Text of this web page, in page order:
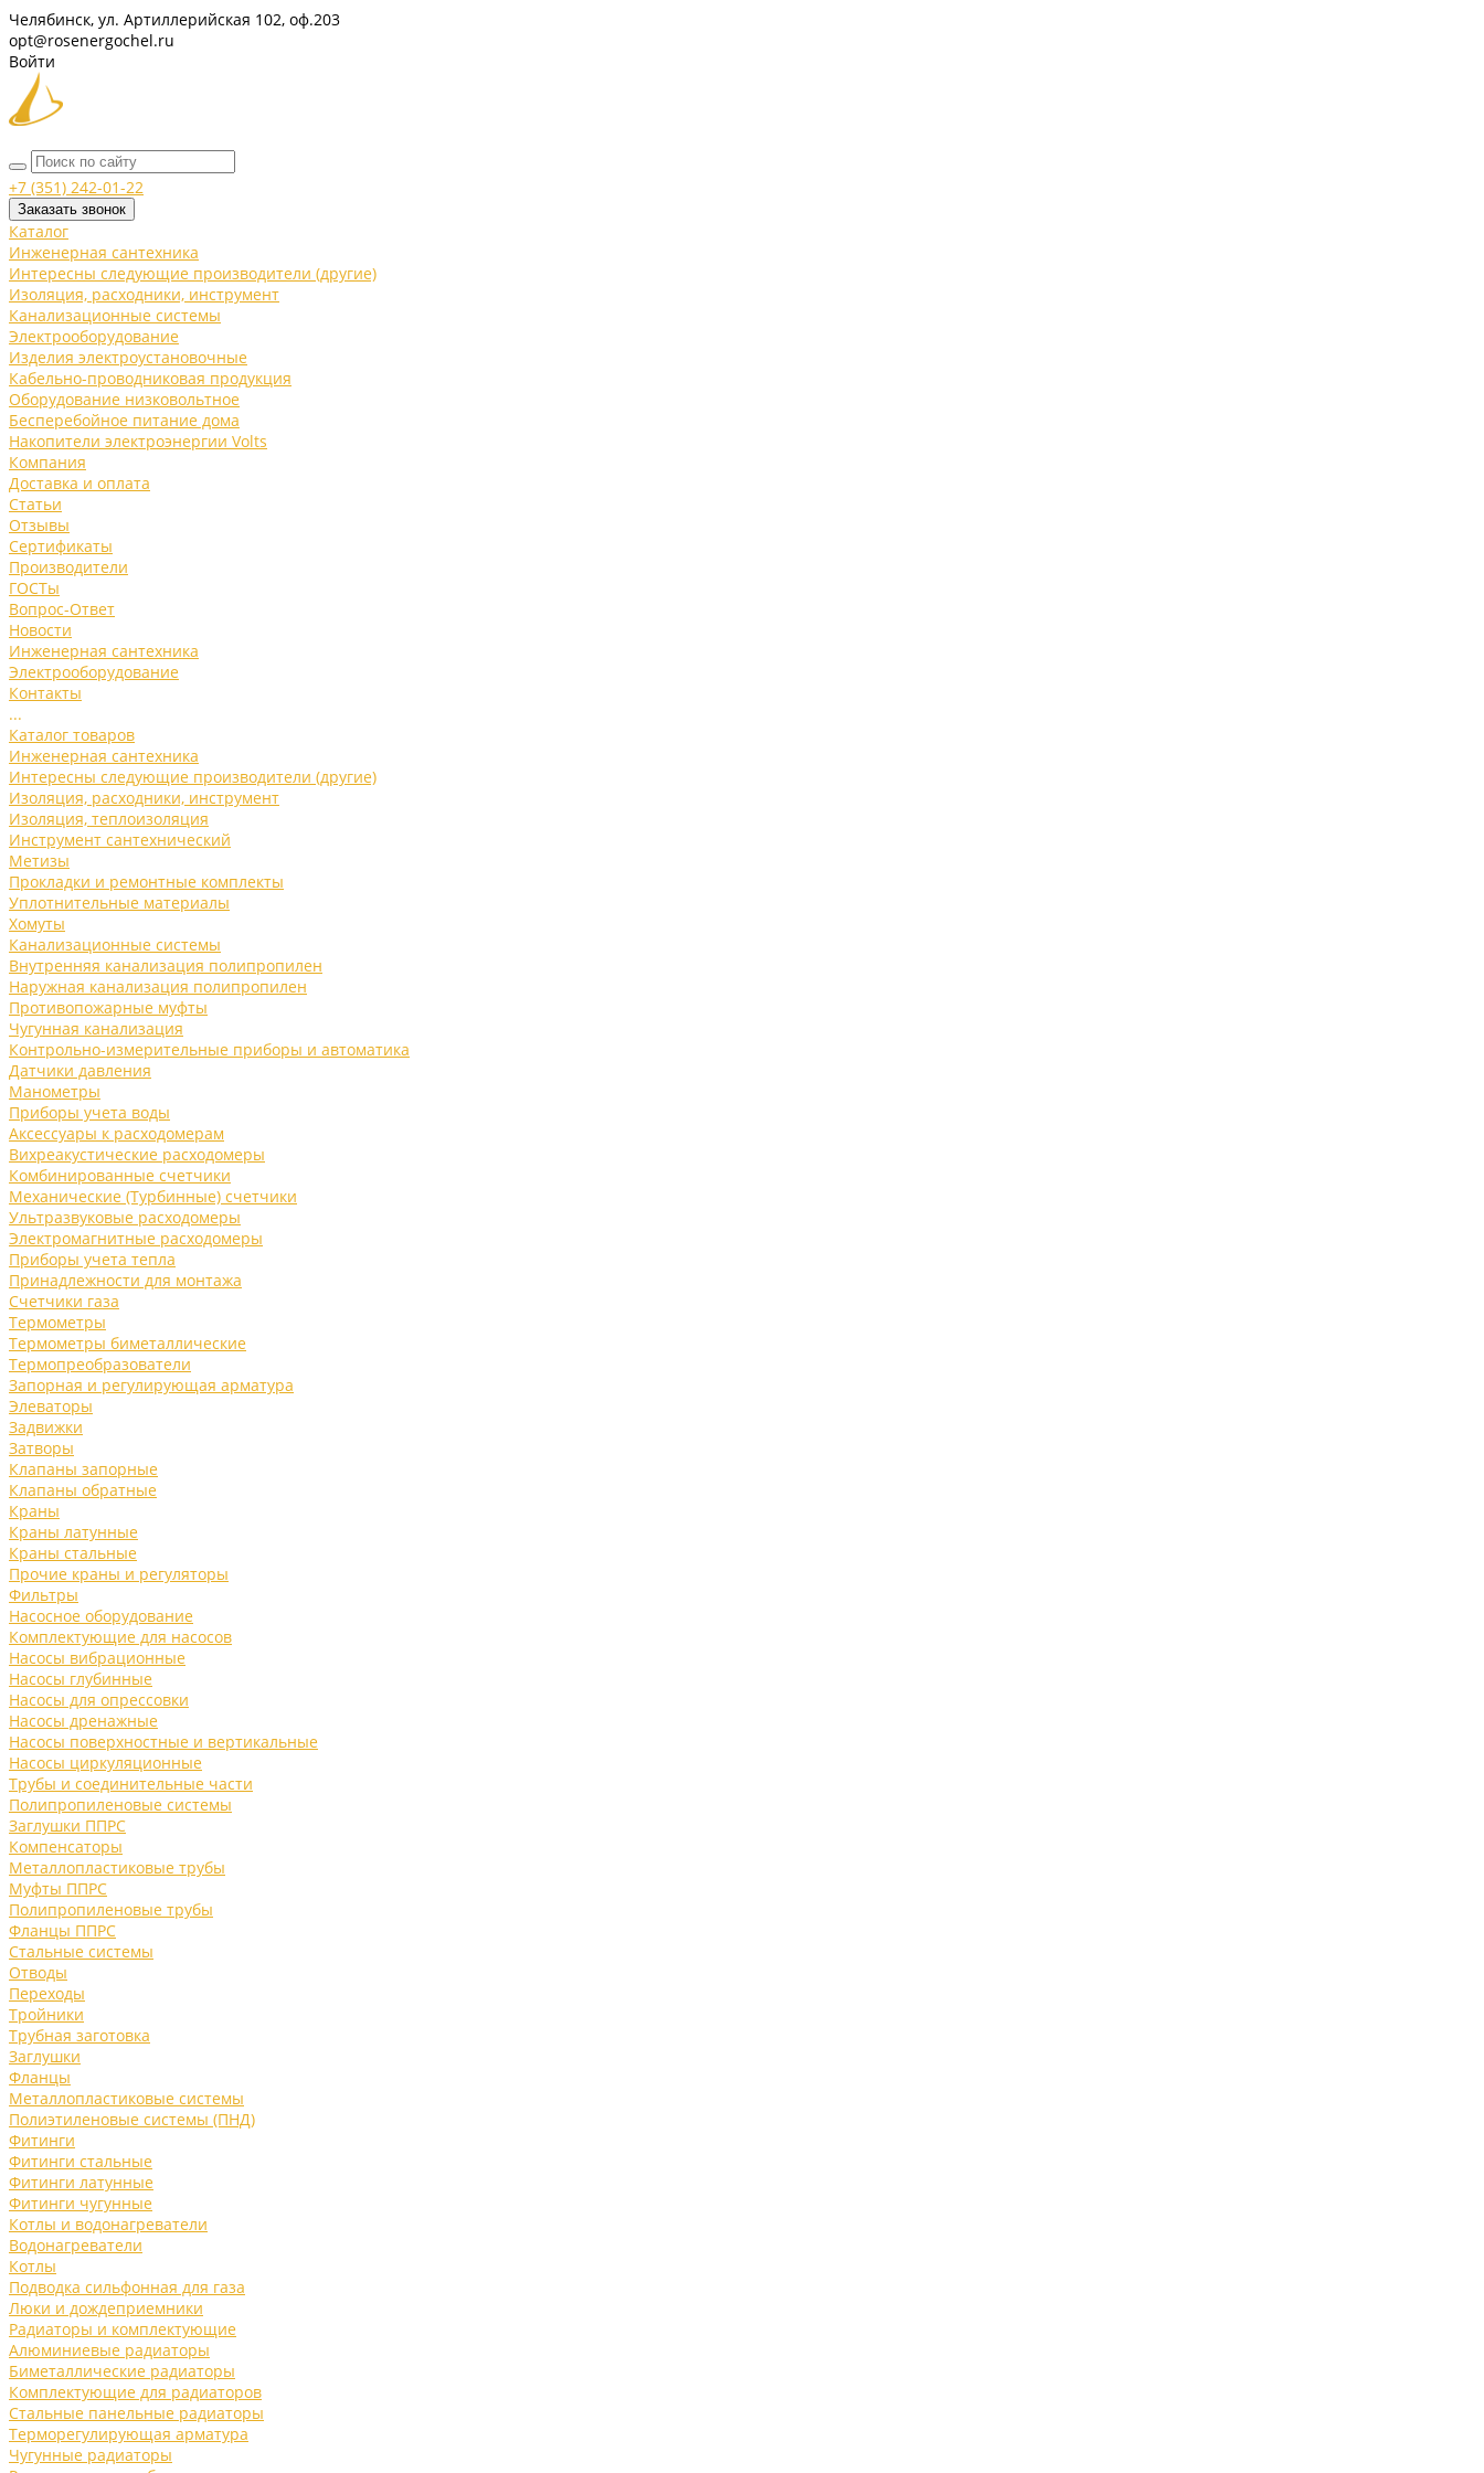
Челябинск, ул. Артиллерийская 102, оф.203
opt@rosenergochel.ru
Войти
+7 (351) 242-01-22
Заказать звонок
Каталог
Инженерная сантехника
Интересны следующие производители (другие)
Изоляция, расходники, инструмент
Канализационные системы
Электрооборудование
Изделия электроустановочные
Кабельно-проводниковая продукция
Оборудование низковольтное
Бесперебойное питание дома
Накопители электроэнергии Volts
Компания
Доставка и оплата
Статьи
Отзывы
Сертификаты
Производители
ГОСТы
Вопрос-Ответ
Новости
Инженерная сантехника
Электрооборудование
Контакты
...
Каталог товаров
Инженерная сантехника
Интересны следующие производители (другие)
Изоляция, расходники, инструмент
Изоляция, теплоизоляция
Инструмент сантехнический
Метизы
Прокладки и ремонтные комплекты
Уплотнительные материалы
Хомуты
Канализационные системы
Внутренняя канализация полипропилен
Наружная канализация полипропилен
Противопожарные муфты
Чугунная канализация
Контрольно-измерительные приборы и автоматика
Датчики давления
Манометры
Приборы учета воды
Аксессуары к расходомерам
Вихреакустические расходомеры
Комбинированные счетчики
Механические (Турбинные) счетчики
Ультразвуковые расходомеры
Электромагнитные расходомеры
Приборы учета тепла
Принадлежности для монтажа
Счетчики газа
Термометры
Термометры биметаллические
Термопреобразователи
Запорная и регулирующая арматура
Элеваторы
Задвижки
Затворы
Клапаны запорные
Клапаны обратные
Краны
Краны латунные
Краны стальные
Прочие краны и регуляторы
Фильтры
Насосное оборудование
Комплектующие для насосов
Насосы вибрационные
Насосы глубинные
Насосы для опрессовки
Насосы дренажные
Насосы поверхностные и вертикальные
Насосы циркуляционные
Трубы и соединительные части
Полипропиленовые системы
Заглушки ППРС
Компенсаторы
Металлопластиковые трубы
Муфты ППРС
Полипропиленовые трубы
Фланцы ППРС
Стальные системы
Отводы
Переходы
Тройники
Трубная заготовка
Заглушки
Фланцы
Металлопластиковые системы
Полиэтиленовые системы (ПНД)
Фитинги
Фитинги стальные
Фитинги латунные
Фитинги чугунные
Котлы и водонагреватели
Водонагреватели
Котлы
Подводка сильфонная для газа
Люки и дождеприемники
Радиаторы и комплектующие
Алюминиевые радиаторы
Биметаллические радиаторы
Комплектующие для радиаторов
Стальные панельные радиаторы
Терморегулирующая арматура
Чугунные радиаторы